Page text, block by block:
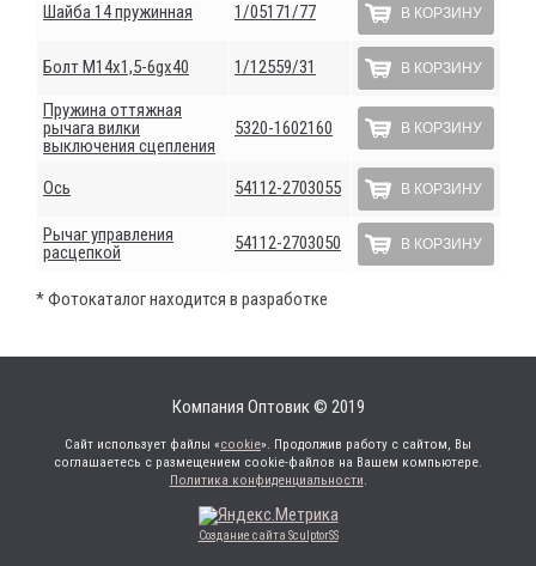
Шайба 14 пружинная 1/05171/77 В КОРЗИНУ
Болт М14х1,5-6gх40 1/12559/31 В КОРЗИНУ
Пружина оттяжная
рычага вилки
выключения сцепления
5320-1602160 В КОРЗИНУ
Ось 54112-2703055 В КОРЗИНУ
Рычаг управления
расцепкой
54112-2703050 В КОРЗИНУ
* Фотокаталог находится в разработке
Компания Оптовик © 2019
Сайт использует файлы «cookie». Продолжив работу с сайтом, Вы
соглашаетесь с размещением cookie-файлов на Вашем компьютере.
Политика конфиденциальности.
Создание сайта SculptorSS